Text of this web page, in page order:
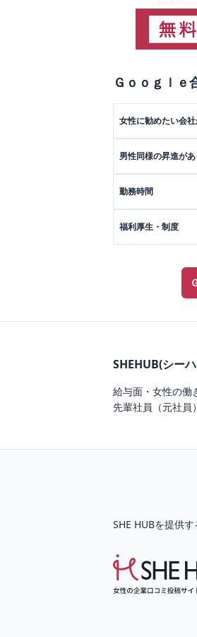
Ｇｏｏｇｌｅ
女性に勧めたい会
男性同様の昇進が
勤務時間
福利厚生・制度
SHEHUB(シー
給与面・女性の働
先輩社員（元社員
SHE HUBを提供す